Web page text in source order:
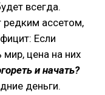
всегда.
редким ассетом,
Если
цена на них
и начать?
деньги.